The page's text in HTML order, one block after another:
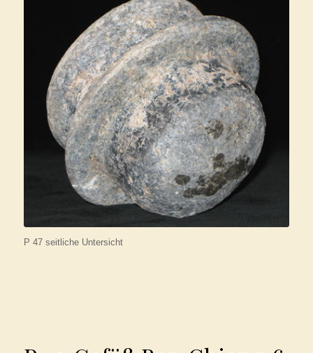
P 47 seitliche Untersicht